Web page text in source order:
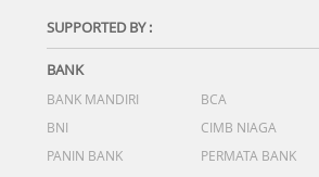
SUPPORTED BY :
BANK
BANK MANDIRI BCA
BNI
CIMB NIAGA
PANIN BANK
PERMATA BANK